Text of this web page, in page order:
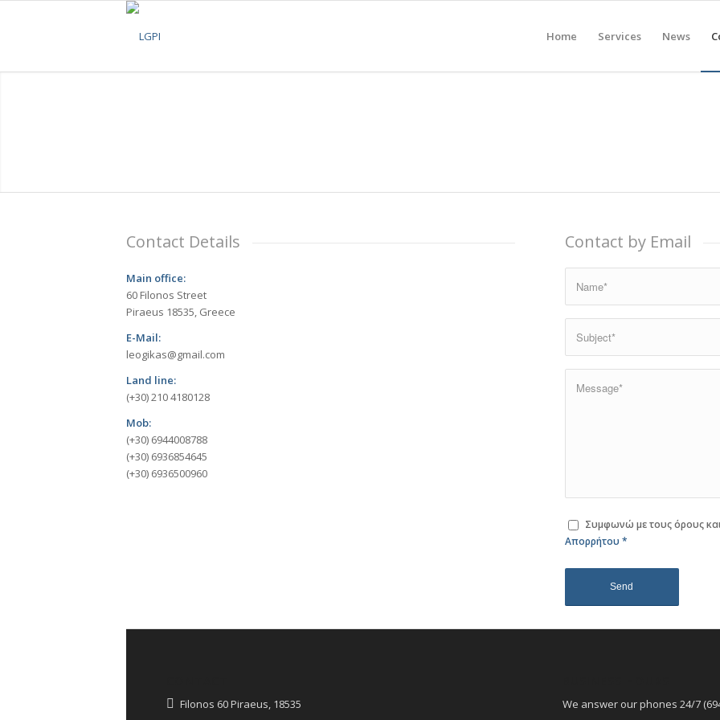
Home Services News
Contact Details
Main office:
60 Filonos Street
Piraeus 18535, Greece
E-Mail:
leogikas@gmail.com
Land line:
(+30) 210 4180128
Mob:
(+30) 6944008788
(+30) 6936854645
(+30) 6936500960
Contact by Email
Συμφωνώ με τους όρους
Απορρήτου *
Filonos 60 Piraeus, 18535 We answer our phones 24/7